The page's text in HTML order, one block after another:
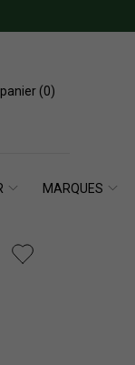
(0)
MARQUES